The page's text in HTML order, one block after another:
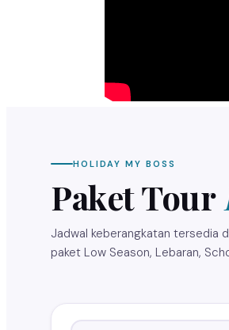
HOLIDAY MY BOSS
Paket Tour
Jadwal keberangkatan tersedia
paket Low Season, Lebaran,